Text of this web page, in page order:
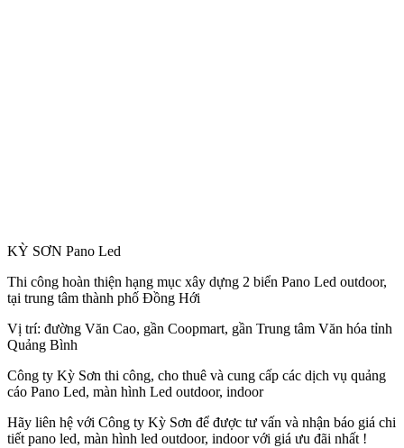
KỲ SƠN Pano Led
Thi công hoàn thiện hạng mục xây dựng 2 biển Pano Led outdoor,
tại trung tâm thành phố Đồng Hới
Vị trí: đường Văn Cao, gần Coopmart, gần Trung tâm Văn hóa tỉnh
Quảng Bình
Công ty Kỳ Sơn thi công, cho thuê và cung cấp các dịch vụ quảng
cáo Pano Led, màn hình Led outdoor, indoor
Hãy liên hệ với Công ty Kỳ Sơn để được tư vấn và nhận báo giá chi
tiết pano led, màn hình led outdoor, indoor với giá ưu đãi nhất !